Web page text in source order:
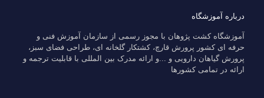
درباره آموزشگاه
آموزشگاه کشت پژوهان با مجوز رسمی از سازمان آموزش فنی و
حرفه ای کشور پرورش قارچ، کشتکار گلخانه ای، طراحی فضای سبز،
پرورش گیاهان دارویی و ...و ارائه مدرک بین المللی با قابلیت ترجمه و
ارائه در تمامی کشورها